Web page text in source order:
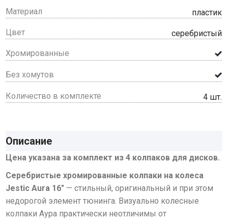
Материал пластик
Цвет серебристый
Хромированные
Без хомутов
Количество в комплекте 4 шт.
Описание
Цена указана за комплект из 4 колпаков для дисков.
Серебристые хромированные колпаки на колеса
Jestic Aura 16" — стильный, оригинальный и при этом
недорогой элемент тюнинга. Визуально колесные
колпаки Аура практически неотличимы от